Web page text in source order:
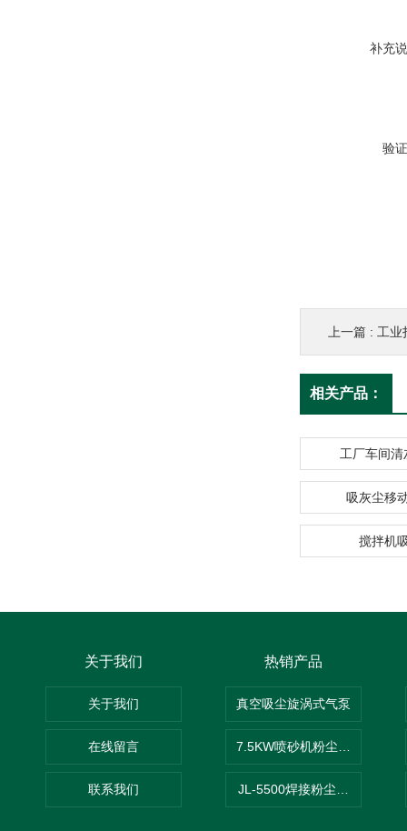
补充
验
上一篇 : 工业
相关产品：
工厂车间
吸灰尘移
搅拌机
关于我们
关于我们
在线留言
联系我们
热销产品
真空吸尘旋涡式气泵
7.5KW喷砂机粉尘吸尘器
JL-5500焊接粉尘吸尘器